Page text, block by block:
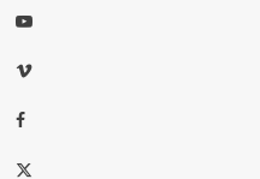
Youtube
Vimeo
Facebook
Twitter